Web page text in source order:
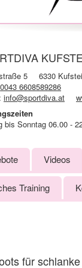
5
6330
0043 6608589286
info@sportdiva.at
bis Sonntag 06.00 -
Videos
Training
für